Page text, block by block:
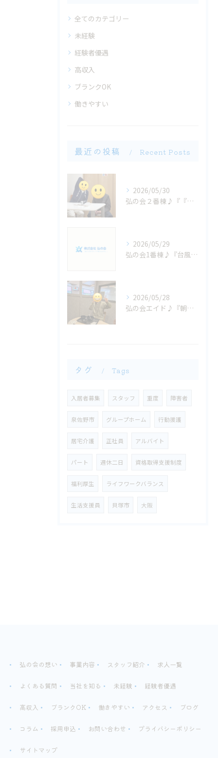
全てのカテゴリー
未経験
経験者優遇
高収入
ブランクOK
働きやすい
最近の投稿 Recent Posts
2026/05/30
弘の会２番棟♪『『いちにちの終わりに...』』
2026/05/29
弘の会1番棟♪『台風大丈夫かなぁ？』
2026/05/28
弘の会エイド♪『朝から、お腹減った〜大興奮！ 』
タグ Tags
入居者募集 スタッフ 重度 障害者
泉佐野市 グループホーム 行動援護
​居宅介護 正社員 アルバイト
パート 週休二日 資格取得支援制度
福利厚生 ライフワークバランス
生活支援員 貝塚市 大阪
弘の会の想い 事業内容 スタッフ紹介 求人一覧
よくある質問 当社を知る 未経験 経験者優遇
高収入 ブランクOK 働きやすい アクセス ブログ
コラム 採用申込 お問い合わせ プライバシーポリシー
サイトマップ